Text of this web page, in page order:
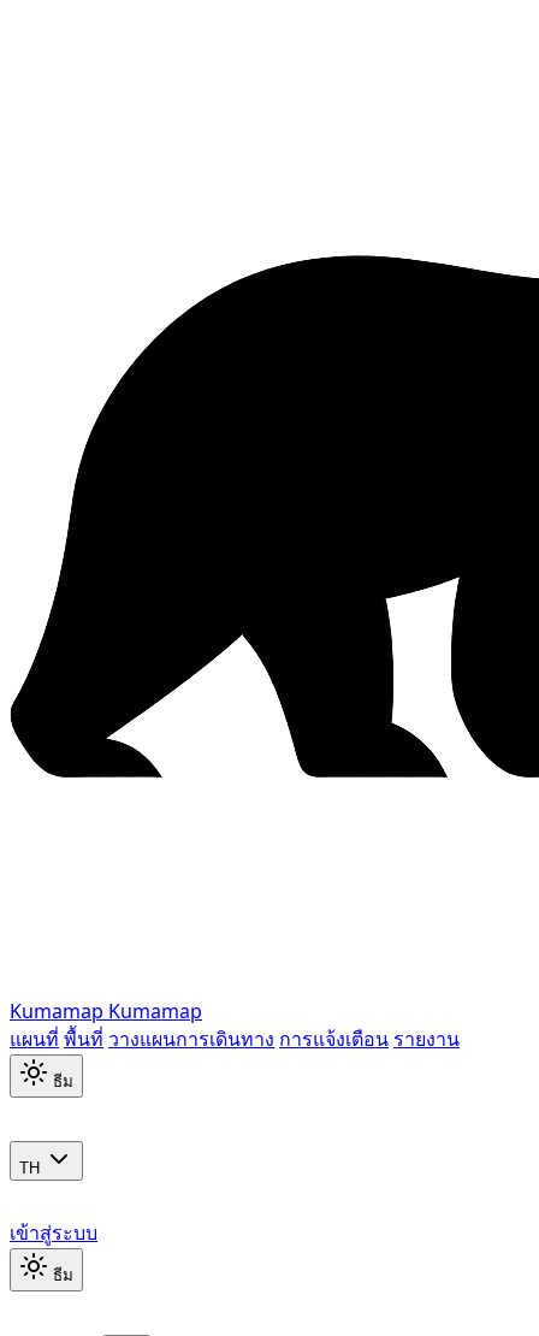
Kumamap Kumamap
แผนที่ พื้นที่ วางแผนการเดินทาง การแจ้งเตือน รายงาน
ธีม
TH
เข้าสู่ระบบ
ธีม